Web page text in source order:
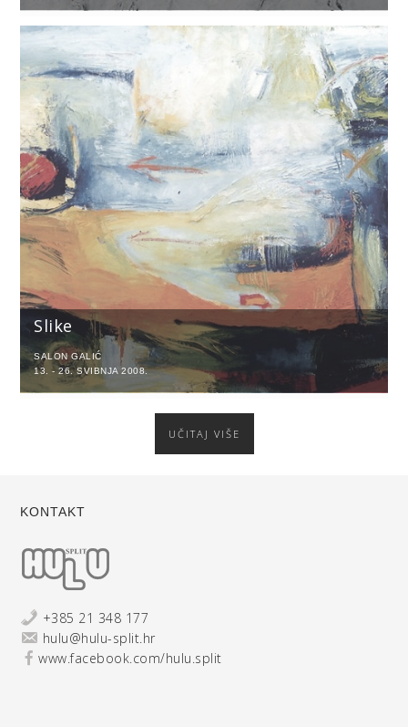
Slike
SALON GALIĆ
13. - 26. SVIBNJA 2008.
UČITAJ VIŠE
KONTAKT
+385 21 348 177
hulu@hulu-split.hr
www.facebook.com/hulu.split